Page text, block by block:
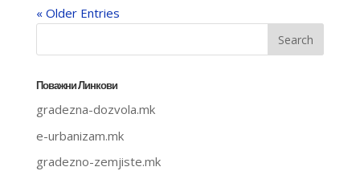
« Older Entries
Поважни Линкови
gradezna-dozvola.mk
e-urbanizam.mk
gradezno-zemjiste.mk